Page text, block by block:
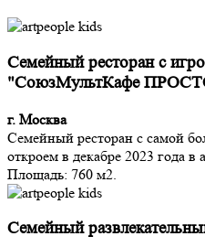
Семейный ресторан с
"СоюзМультКафе
г. Москва
Семейный ресторан с самой
откроем в декабре 2023 года в
Площадь: 760 м2.
Семейный